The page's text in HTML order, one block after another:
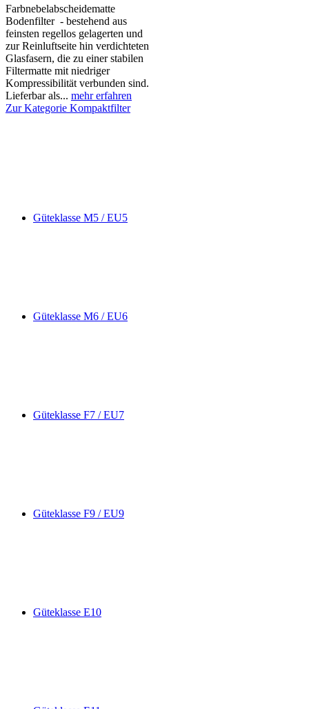
Farbnebelabscheidematte
Bodenfilter - bestehend aus
feinsten regellos gelagerten und
zur Reinluftseite hin verdichteten
Glasfasern, die zu einer stabilen
Filtermatte mit niedriger
Kompressibilität verbunden sind.
Lieferbar als... mehr erfahren
Zur Kategorie Kompaktfilter
Güteklasse M5 / EU5
Güteklasse M6 / EU6
Güteklasse F7 / EU7
Güteklasse F9 / EU9
Güteklasse E10